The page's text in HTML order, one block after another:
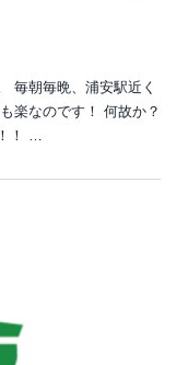
毎朝毎晩、浦安駅近く
楽なのです！ 何故か？
！ …